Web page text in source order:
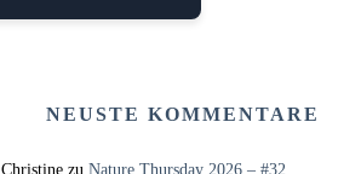
NEUSTE KOMMENTARE
Christinezu Nature Thursday 2026 – #32